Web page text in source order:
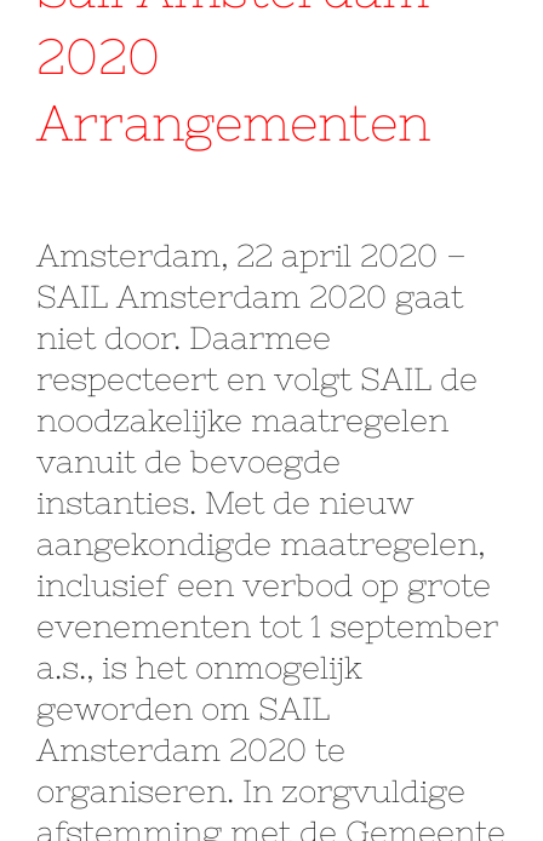
2020
Arrangementen
Amsterdam, 22 april 2020 –
SAIL Amsterdam 2020 gaat
niet door. Daarmee
respecteert en volgt SAIL de
noodzakelijke maatregelen
vanuit de bevoegde
instanties. Met de nieuw
aangekondigde maatregelen,
inclusief een verbod op grote
evenementen tot 1 september
a.s., is het onmogelijk
geworden om SAIL
Amsterdam 2020 te
organiseren. In zorgvuldige
afstemming met de Gemeente